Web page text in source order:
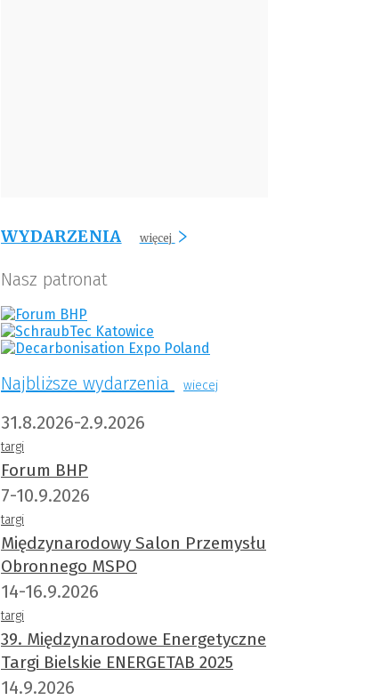
WYDARZENIA więcej
Nasz patronat
Najbliższe wydarzenia wiecej
31.8.2026-2.9.2026
targi
Forum BHP
7-10.9.2026
targi
Międzynarodowy Salon Przemysłu
Obronnego MSPO
14-16.9.2026
targi
39. Międzynarodowe Energetyczne
Targi Bielskie ENERGETAB 2025
14.9.2026